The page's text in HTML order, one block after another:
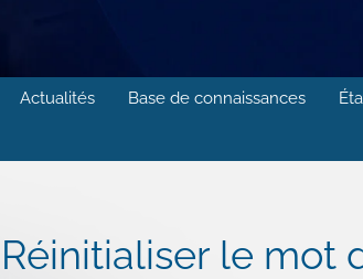
Actualités Base de connaissances
Réinitialiser le mot